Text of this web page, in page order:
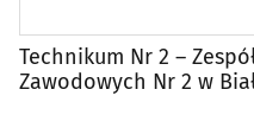
Szkoły wyższe(29)
Technikum Nr 2 –
Zawodowych Nr 2 w